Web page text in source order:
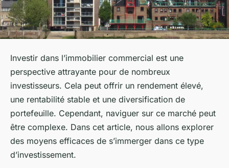
Investir dans l’immobilier commercial est une
perspective attrayante pour de nombreux
investisseurs. Cela peut offrir un rendement élevé,
une rentabilité stable et une diversification de
portefeuille. Cependant, naviguer sur ce marché peut
être complexe. Dans cet article, nous allons explorer
des moyens efficaces de s’immerger dans ce type
d’investissement.